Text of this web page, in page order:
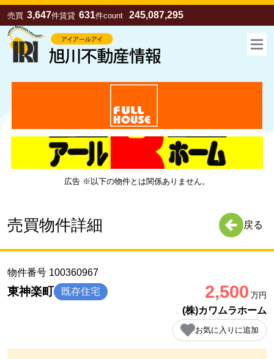
売買 3,647件賃貸 631件count 245,087,295
賃貸
広告 ※以下の物件とは関係ありません。
売買物件詳細 戻る
物件番号 100360967
東神楽町 既存住宅 2,500 万円
(株)カワムラホーム
お気に入りに追加